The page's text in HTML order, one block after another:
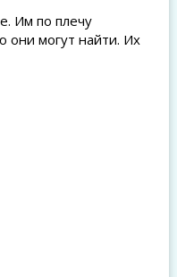
Им по плечу
они могут найти. Их